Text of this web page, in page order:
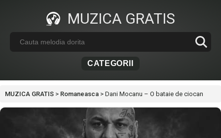
MUZICA GRATIS
CATEGORII
MUZICA GRATIS > Romaneasca > Dani Mocanu – O bataie de ciocan